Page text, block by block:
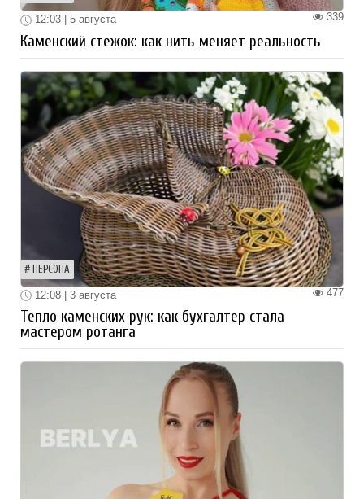
339
12:03 | 5 августа
Каменский стежок: как нить меняет реальность
ПЕРСОНА
477
12:08 | 3 августа
Тепло каменских рук: как бухгалтер стала
мастером ротанга